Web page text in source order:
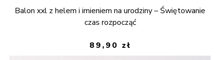
5.00 na 5
Balon xxl z helem i imieniem na urodziny – Świętowanie
czas rozpocząć
89,90 zł